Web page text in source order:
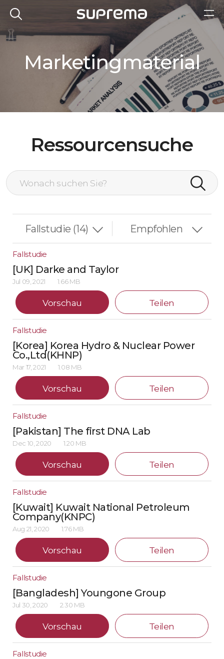
Marketingmaterial
Ressourcensuche
Fallstudie
[UK] Darke and Taylor
Jul 09, 2021 1.66 MB
Vorschau Teilen
Fallstudie
[Korea] Korea Hydro & Nuclear Power
Co.,Ltd(KHNP)
Mar 17, 2021 1.08 MB
Vorschau Teilen
Fallstudie
[Pakistan] The first DNA Lab
Dec 10, 2020 1.20 MB
Vorschau Teilen
Fallstudie
[Kuwait] Kuwait National Petroleum
Company(KNPC)
Aug 21, 2020 1.76 MB
Vorschau Teilen
Fallstudie
[Bangladesh] Youngone Group
Jul 30, 2020 2.30 MB
Vorschau Teilen
Fallstudie